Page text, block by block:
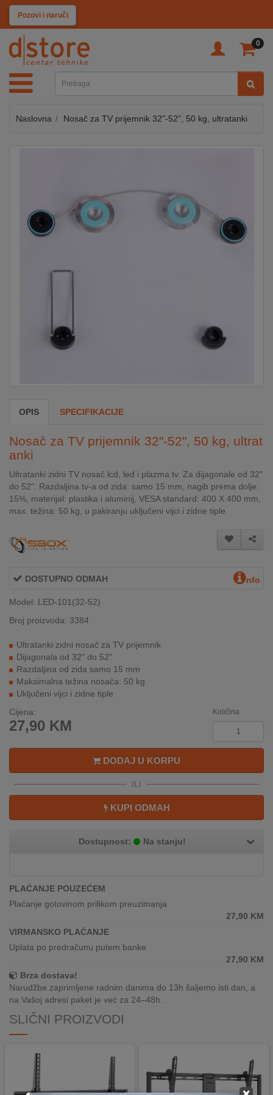
Pozovi i naruči
0
KATEGORIJE
TV
SAT
MOBILNI
KABLOVI
KLIMATIZACIJA
SECURITY
PC
MOJ
AKCIJE
BRENDOVI
NOVO
U
PONUDI
KONTAKT
KUPOVINA
NA
RATE
NAMA
KAKO
KUPOVINA
IZ
INOSTRANSTVA
OZNAKE
UČINKOVITOSTI
DIGITALIS
Naslovna Nosač za TV prijemnik 32"-52", 50 kg, ultratanki
OPIS SPECIFIKACIJE
Nosač za TV prijemnik 32"-52", 50 kg, ultrat
anki
Ultratanki zidni TV nosač lcd, led i plazma tv. Za dijagonale od 32"
do 52". Razdaljina tv-a od zida: samo 15 mm, nagib prema dolje:
15%, materijal: plastika i aluminij, VESA standard: 400 X 400 mm,
max. težina: 50 kg, u pakiranju uključeni vijci i zidne tiple
DOSTUPNO ODMAH nfo
Model: LED-101(32-52)
Broj proizvoda: 3384
Ultratanki zidni nosač za TV prijemnik
Dijagonala od 32" do 52"
Razdaljina od zida samo 15 mm
Maksimalna težina nosača: 50 kg
Uključeni vijci i zidne tiple
Cijena:
27,90 KM
Količina
DODAJ U KORPU
ILI
KUPI ODMAH
Dostupnost: Na stanju!
PLAĆANJE POUZEĆEM
Plaćanje gotovinom prilikom preuzimanja
27,90 KM
VIRMANSKO PLAĆANJE
Uplata po predračunu putem banke
27,90 KM
Brza dostava!
Narudžbe zaprimljene radnim danima do 13h šaljemo isti dan, a
na Vašoj adresi paket je već za 24–48h.
SLIČNI PROIZVODI